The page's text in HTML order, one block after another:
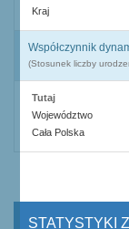
Kraj
Współczynnik
(Stosunek liczby
Tutaj
Województwo
Cała Polska
STATYSTYKI